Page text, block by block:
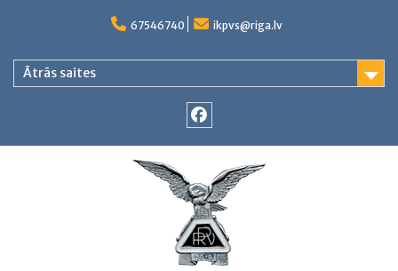
67546740 ikpvs@riga.lv
Ātrās saites